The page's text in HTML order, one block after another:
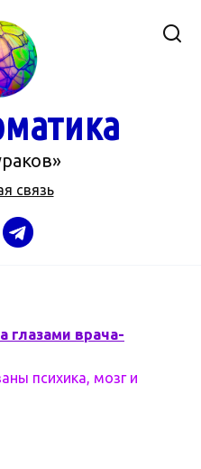
связь
глазами врача-
психика, мозг и